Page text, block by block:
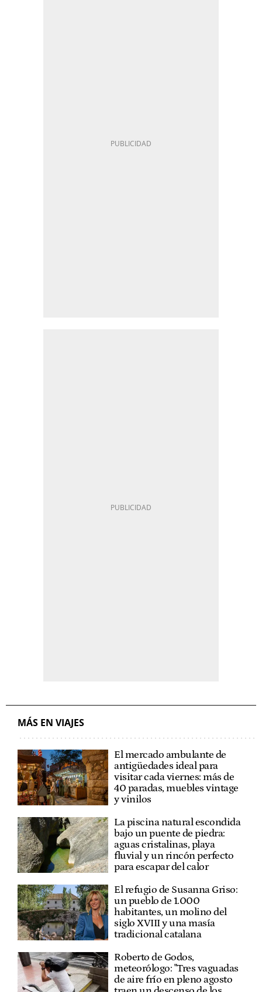
MÁS EN VIAJES
El mercado ambulante de
antigüedades ideal para
visitar cada viernes: más de
40 paradas, muebles vintage
y vinilos
La piscina natural escondida
bajo un puente de piedra:
aguas cristalinas, playa
fluvial y un rincón perfecto
para escapar del calor
El refugio de Susanna Griso:
un pueblo de 1.000
habitantes, un molino del
siglo XVIII y una masía
tradicional catalana
Roberto de Godos,
meteorólogo: "Tres vaguadas
de aire frío en pleno agosto